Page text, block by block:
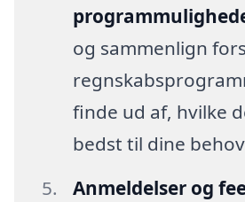
og sammenlign
finde ud af, hvilke
bedst til dine
Anmeldelser og